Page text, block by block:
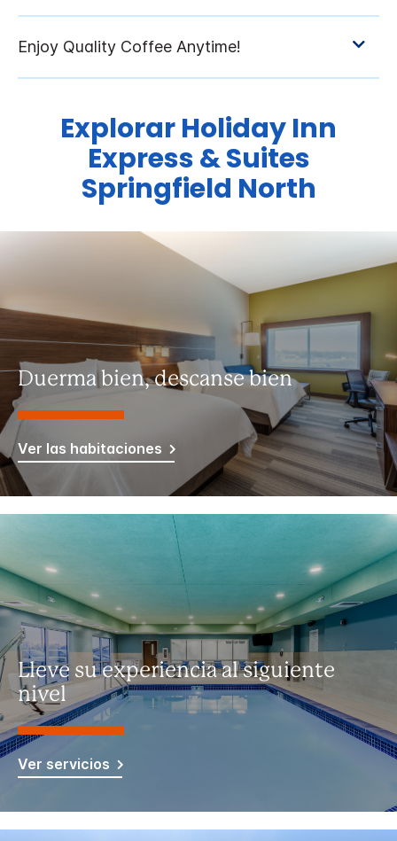
ExplorarHoliday Inn
Express & Suites
Springfield North
Duerma bien, descanse bien
Ver las habitaciones
Lleve su experiencia al siguiente
nivel
Ver servicios